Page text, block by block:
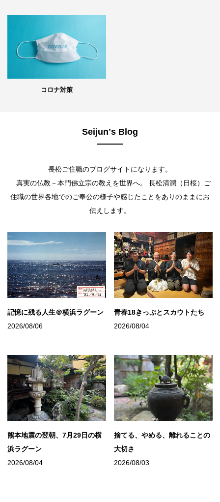
コロナ対策
Seijunʼs Blog
長松ご住職のブログサイトになります。
真実の仏教－本門佛立宗の教えを世界へ。 長松清潤（日桜）ご
住職の世界各地でのご奉公の様子や感じたことをありのままにお
伝えします。
記憶に残る人生＠横浜ラグーン
2026/08/06
青春18きっぷとスカウトたち
2026/08/04
熊本地震の翌朝、7月29日の横
浜ラグーン
2026/08/04
捨てる、やめる、離れることの
大切さ
2026/08/03